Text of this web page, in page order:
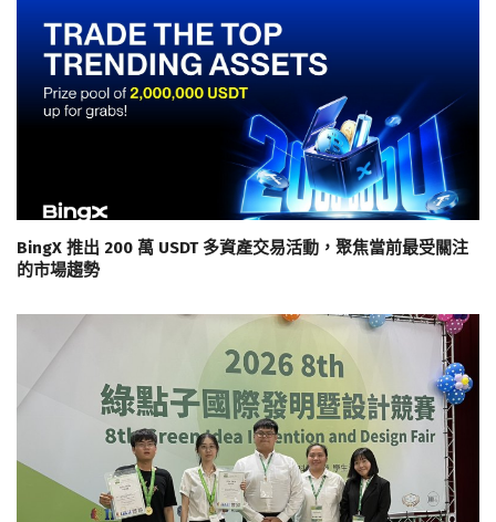
BingX 推出 200 萬 USDT 多資產交易活動，聚焦當前最受關注
的市場趨勢